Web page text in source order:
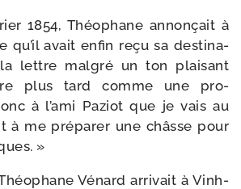
1854, Théophane annon­çait à
qu’il avait enfin reçu sa des­ti­na­
lettre mal­gré un ton plai­sant
plus tard comme une pro­
à l’ami Paziot que je vais au
à me pré­pa­rer une châsse pour
»
Vénard arri­vait à Vinh-​